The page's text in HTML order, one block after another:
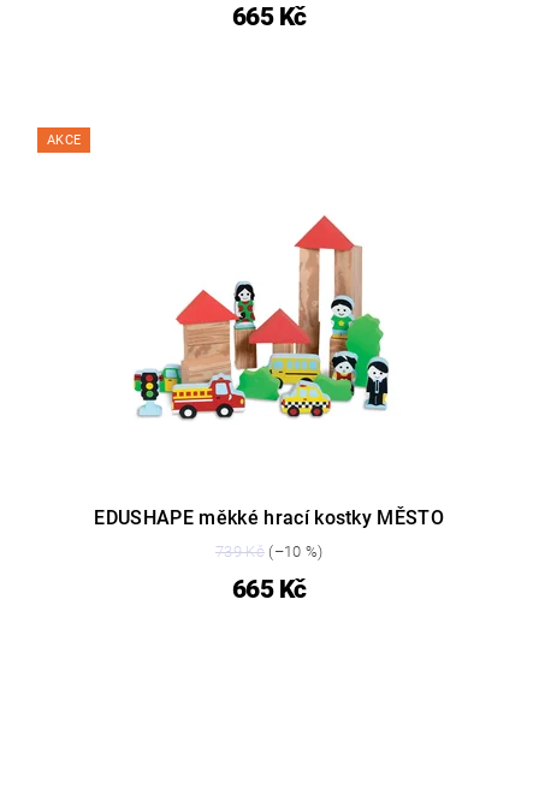
665 Kč
AKCE
EDUSHAPE měkké hrací kostky MĚSTO
739 Kč(–10 %)
665 Kč